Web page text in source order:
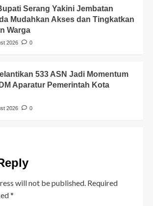
Serang Yakini Jembatan
Mudahkan Akses dan Tingkatkan
Warga
2026
0
533 ASN Jadi Momentum
Aparatur Pemerintah Kota
2026 0
will not be published. Required
*